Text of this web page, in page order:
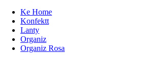
Ke Home
Konfektt
Lanty
Organiz
Organiz Rosa